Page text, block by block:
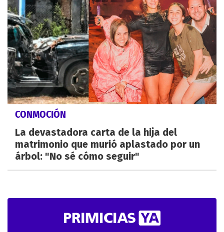
CONMOCIÓN
La devastadora carta de la hija del
matrimonio que murió aplastado por un
árbol: "No sé cómo seguir"